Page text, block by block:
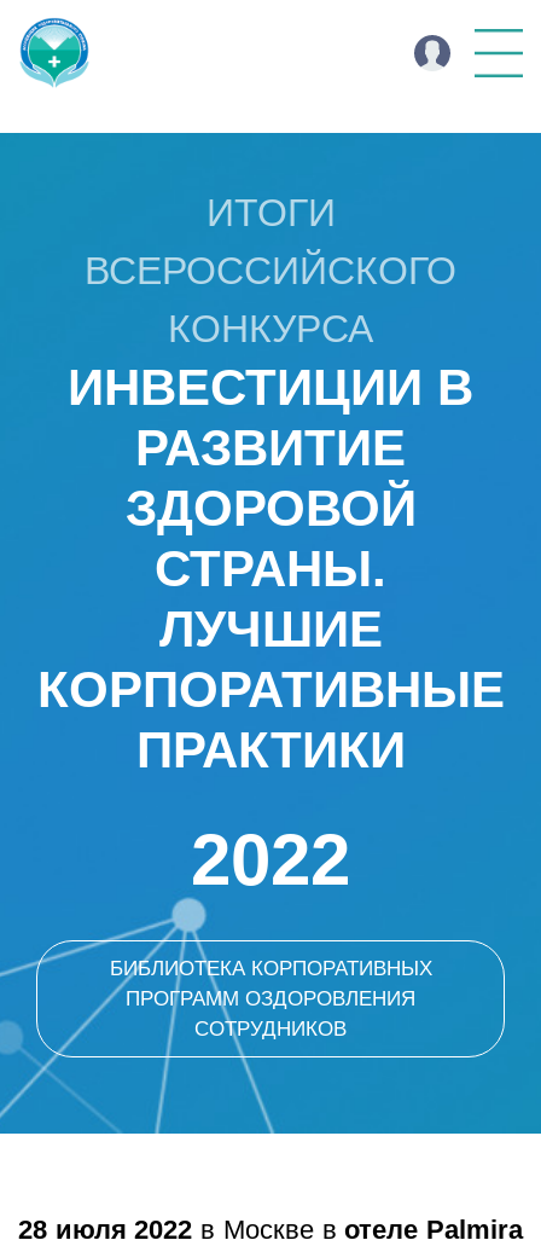
ИТОГИ
ВСЕРОССИЙСКОГО
КОНКУРСА
ИНВЕСТИЦИИ В
РАЗВИТИЕ
ЗДОРОВОЙ
СТРАНЫ.
ЛУЧШИЕ
КОРПОРАТИВНЫЕ
ПРАКТИКИ
2022
БИБЛИОТЕКА КОРПОРАТИВНЫХ
ПРОГРАММ ОЗДОРОВЛЕНИЯ
СОТРУДНИКОВ
28 июля 2022 в Москве вотеле Palmira